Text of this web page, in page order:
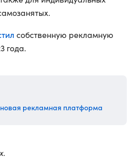
собственную рекламную
года.
рекламная платформа